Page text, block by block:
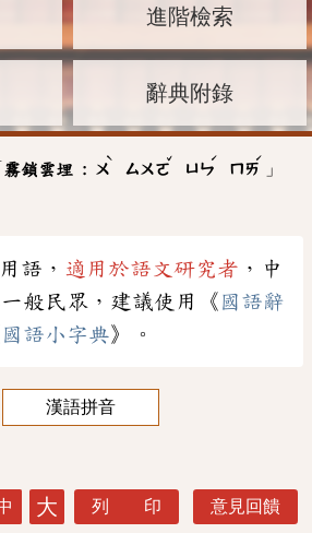
進階檢索
辭典附錄
霧鎖雲埋 : ㄨ
ˋ
ㄙㄨㄛ
ˇ
ㄩㄣ
ˊ
ㄇㄞ
ˊ
」
語， 適用於語文研究者 ，中
般民眾，建議使用《 國語辭
國語小字典》。
漢語拼音
大 列 印 意見回饋